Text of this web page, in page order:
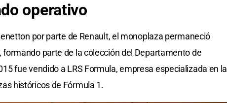
operativo
por parte de Renault, el monoplaza permaneció
parte de la colección del Departamento de
fue vendido a LRS Formula, empresa especializada en la
históricos de Fórmula 1.